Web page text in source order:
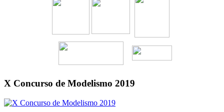
X Concurso de Modelismo 2019